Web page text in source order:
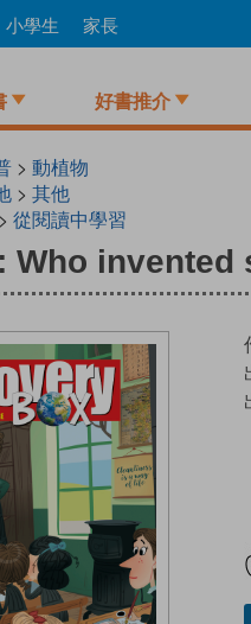
小學生 家長
好書推介
> 動植物
> 其他
> 從閱讀中學習
Who invented